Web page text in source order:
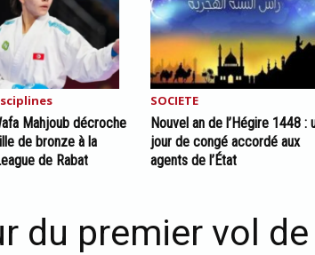
Mahjoub décroche
de bronze à la
de Rabat
SOCIETE
Nouvel an de l’Hégire 1448 :
jour de congé accordé aux
agents de l’État
du premier vol de